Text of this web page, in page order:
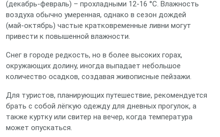
(декабрь‑февраль) – прохладными 12‑16 °C. Влажность
воздуха обычно умеренная, однако в сезон дождей
(май‑октябрь) частые кратковременные ливни могут
привести к повышенной влажности.
Снег в городе редкость, но в более высоких горах,
окружающих долину, иногда выпадает небольшое
количество осадков, создавая живописные пейзажи.
Для туристов, планирующих путешествие, рекомендуется
брать с собой лёгкую одежду для дневных прогулок, а
также куртку или свитер на вечер, когда температура
может опускаться.